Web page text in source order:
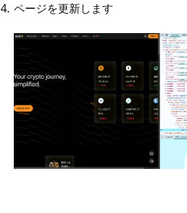
ページを更新します